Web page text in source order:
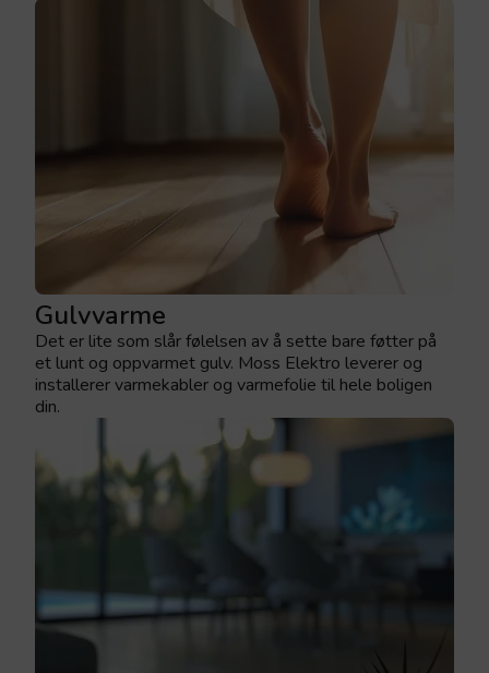
Gulvvarme
Det er lite som slår følelsen av å sette bare føtter på
et lunt og oppvarmet gulv. Moss Elektro leverer og
installerer varmekabler og varmefolie til hele boligen
din.